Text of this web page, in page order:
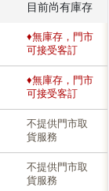
目前尚有庫存
♦無庫存，門市
可接受客訂
♦無庫存，門市
可接受客訂
不提供門市取
貨服務
不提供門市取
貨服務